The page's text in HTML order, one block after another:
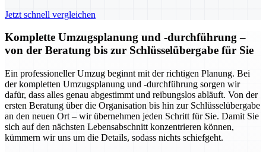
Jetzt schnell vergleichen
Komplette Umzugsplanung und -durchführung –
von der Beratung bis zur Schlüsselübergabe für Sie
Ein professioneller Umzug beginnt mit der richtigen Planung. Bei
der kompletten Umzugsplanung und -durchführung sorgen wir
dafür, dass alles genau abgestimmt und reibungslos abläuft. Von der
ersten Beratung über die Organisation bis hin zur Schlüsselübergabe
an den neuen Ort – wir übernehmen jeden Schritt für Sie. Damit Sie
sich auf den nächsten Lebensabschnitt konzentrieren können,
kümmern wir uns um die Details, sodass nichts schiefgeht.